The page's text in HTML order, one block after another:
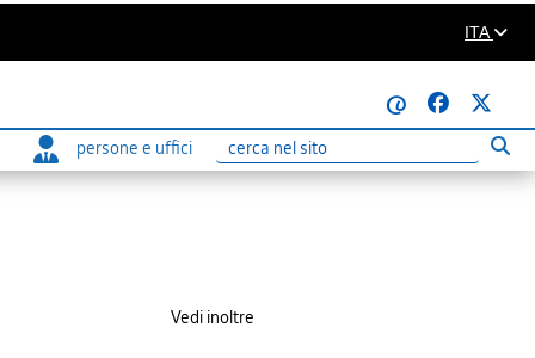
ITA
@
persone e uffici
Ricerca
Vedi inoltre